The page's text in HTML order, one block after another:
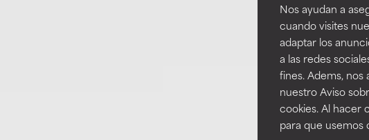
Nos ayudan a
cuando visites
adaptar los
a las redes
fines. Adems,
nuestro Aviso
cookies. Al hacer
para que usemos